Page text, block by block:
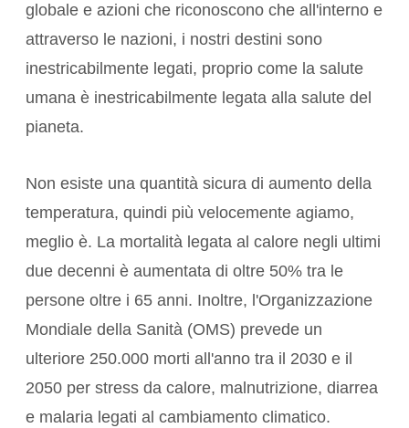
globale e azioni che riconoscono che all'interno e
attraverso le nazioni, i nostri destini sono
inestricabilmente legati, proprio come la salute
umana è inestricabilmente legata alla salute del
pianeta.
Non esiste una quantità sicura di aumento della
temperatura, quindi più velocemente agiamo,
meglio è. La mortalità legata al calore negli ultimi
due decenni è aumentata di oltre 50% tra le
persone oltre i 65 anni. Inoltre, l'Organizzazione
Mondiale della Sanità (OMS) prevede un
ulteriore 250.000 morti all'anno tra il 2030 e il
2050 per stress da calore, malnutrizione, diarrea
e malaria legati al cambiamento climatico.